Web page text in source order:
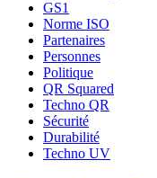
GS1
Norme ISO
Partenaires
Personnes
Politique
QR Squared
Techno QR
Sécurité
Durabilité
Techno UV